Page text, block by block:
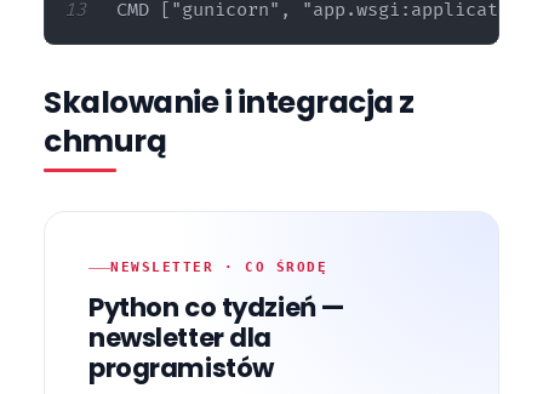
Skalowanie i integracja z
chmurą
NEWSLETTER · CO ŚRODĘ
Python co tydzień —
newsletter dla
programistów